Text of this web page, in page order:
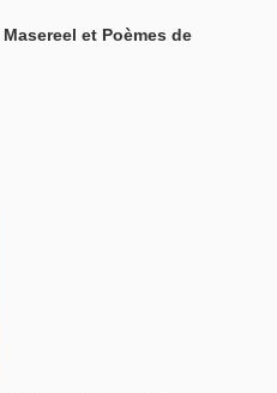
et Poèmes de